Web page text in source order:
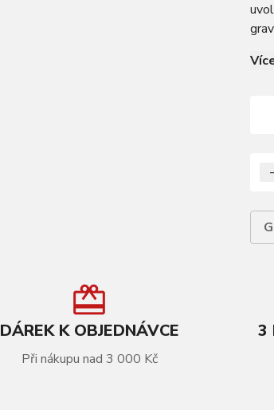
-
DÁREK K OBJEDNÁVCE
Při nákupu nad 3 000 Kč
3